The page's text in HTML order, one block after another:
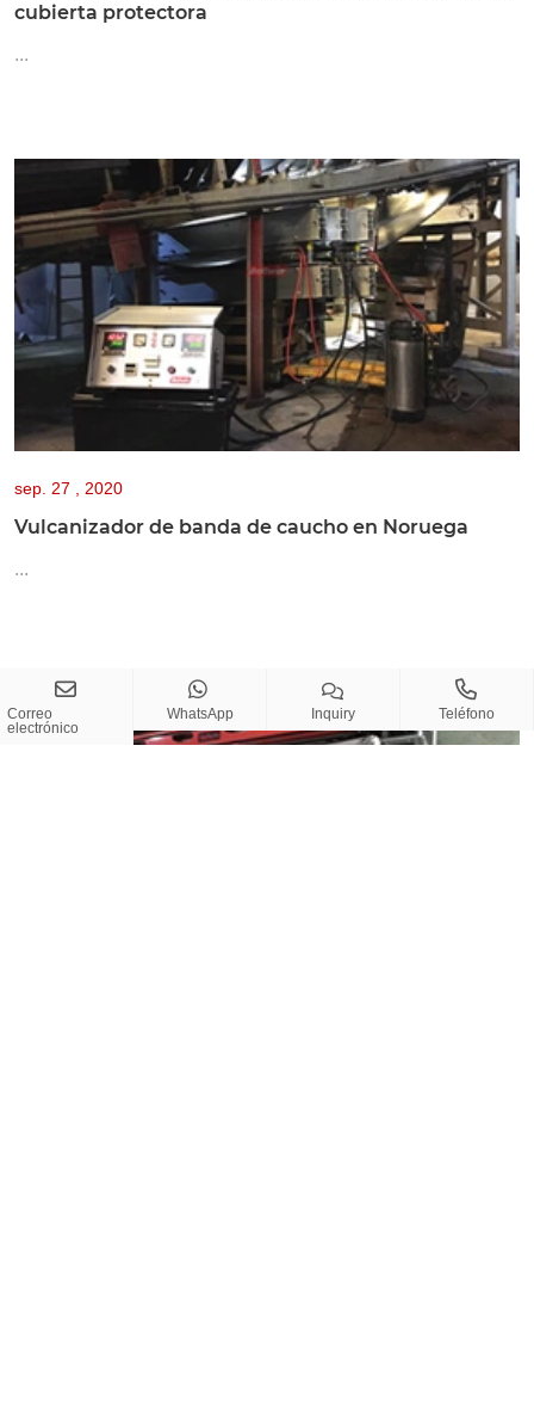
cubierta protectora
...
sep. 27 , 2020
Vulcanizador de banda de caucho en Noruega
...
Correo
electrónico
WhatsApp Inquiry Teléfono